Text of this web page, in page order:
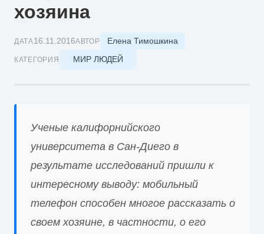
хозяина
ДАТА16.11.2016АВТОР Елена Тимошкина
КАТЕГОРИЯ МИР ЛЮДЕЙ
Ученые калифорнийского
университета в Сан-Диего в
результате исследований пришли к
интересному выводу: мобильный
телефон способен многое рассказать о
своем хозяине, в частности, о его